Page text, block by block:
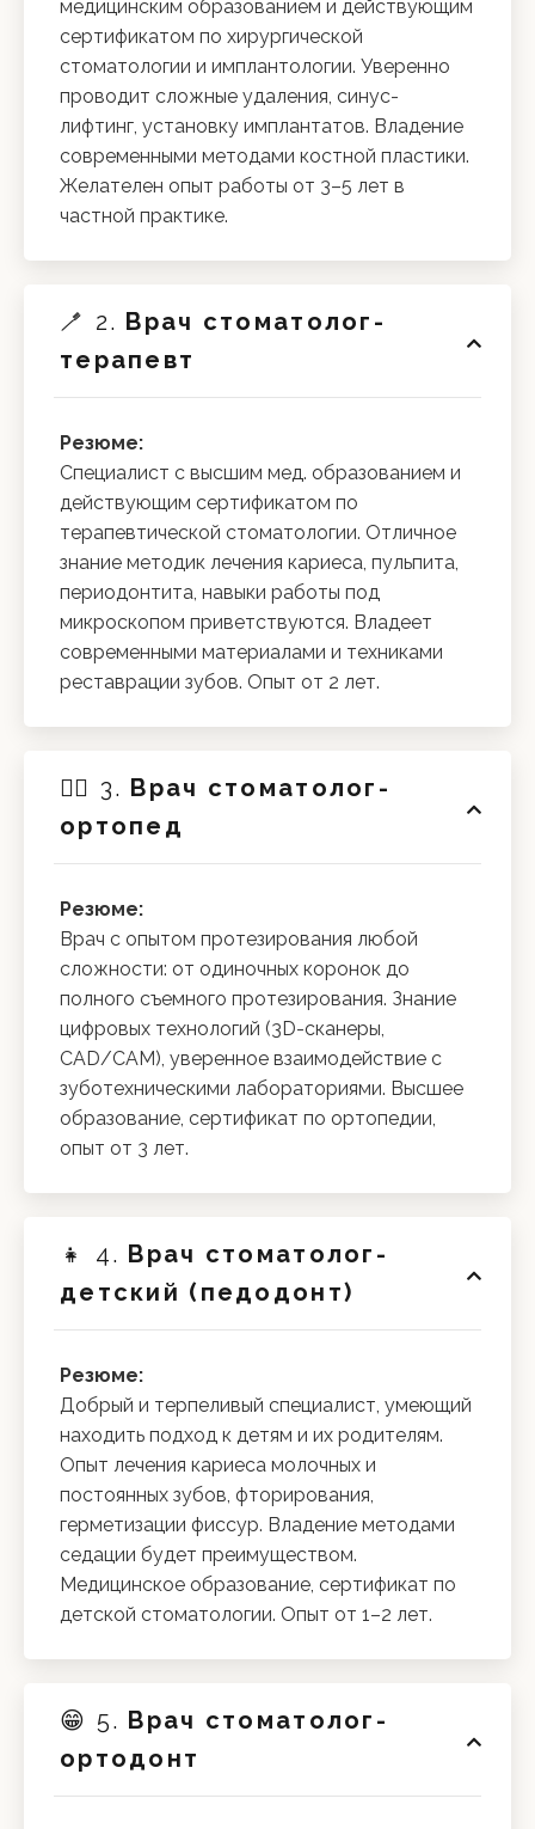
медицинским образованием и действующим
сертификатом по хирургической
стоматологии и имплантологии. Уверенно
проводит сложные удаления, синус-
лифтинг, установку имплантатов. Владение
современными методами костной пластики.
Желателен опыт работы от 3–5 лет в
частной практике.
🪥 2. Врач стоматолог-
терапевт
Резюме:
Специалист с высшим мед. образованием и
действующим сертификатом по
терапевтической стоматологии. Отличное
знание методик лечения кариеса, пульпита,
периодонтита, навыки работы под
микроскопом приветствуются. Владеет
современными материалами и техниками
реставрации зубов. Опыт от 2 лет.
👨‍⚕️ 3. Врач стоматолог-
ортопед
Резюме:
Врач с опытом протезирования любой
сложности: от одиночных коронок до
полного съемного протезирования. Знание
цифровых технологий (3D-сканеры,
CAD/CAM), уверенное взаимодействие с
зуботехническими лабораториями. Высшее
образование, сертификат по ортопедии,
опыт от 3 лет.
👧 4. Врач стоматолог-
детский (педодонт)
Резюме:
Добрый и терпеливый специалист, умеющий
находить подход к детям и их родителям.
Опыт лечения кариеса молочных и
постоянных зубов, фторирования,
герметизации фиссур. Владение методами
седации будет преимуществом.
Медицинское образование, сертификат по
детской стоматологии. Опыт от 1–2 лет.
😁 5. Врач стоматолог-
ортодонт